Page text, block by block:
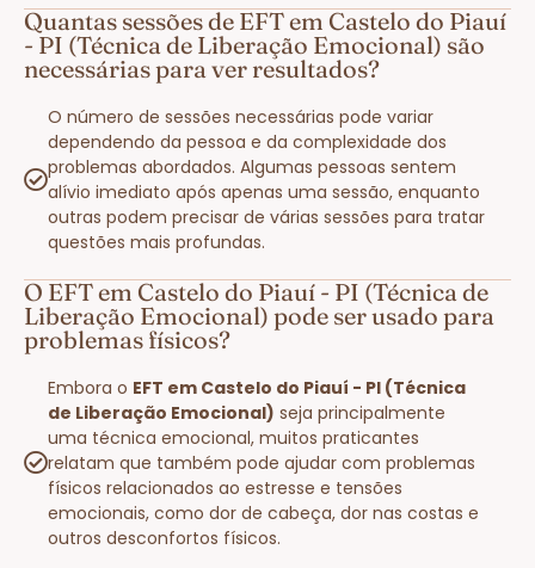
Quantas sessões de EFT em Castelo do Piauí
- PI (Técnica de Liberação Emocional) são
necessárias para ver resultados?
O número de sessões necessárias pode variar
dependendo da pessoa e da complexidade dos
problemas abordados. Algumas pessoas sentem
alívio imediato após apenas uma sessão, enquanto
outras podem precisar de várias sessões para tratar
questões mais profundas.
O EFT em Castelo do Piauí - PI (Técnica de
Liberação Emocional) pode ser usado para
problemas físicos?
Embora o EFT em Castelo do Piauí - PI (Técnica
de Liberação Emocional) seja principalmente
uma técnica emocional, muitos praticantes
relatam que também pode ajudar com problemas
físicos relacionados ao estresse e tensões
emocionais, como dor de cabeça, dor nas costas e
outros desconfortos físicos.